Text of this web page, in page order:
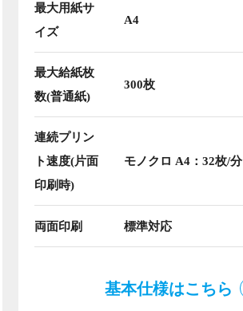
最大用紙サ
イズ
A4
最大給紙枚
数(普通紙)
300枚
連続プリン
ト速度(片面
印刷時)
モノクロ A4：32枚/分
両面印刷 標準対応
基本仕様はこちら